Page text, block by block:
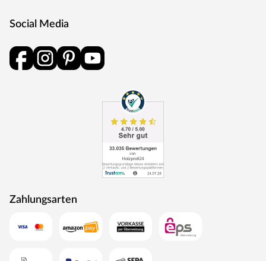
Social Media
Zahlungsarten